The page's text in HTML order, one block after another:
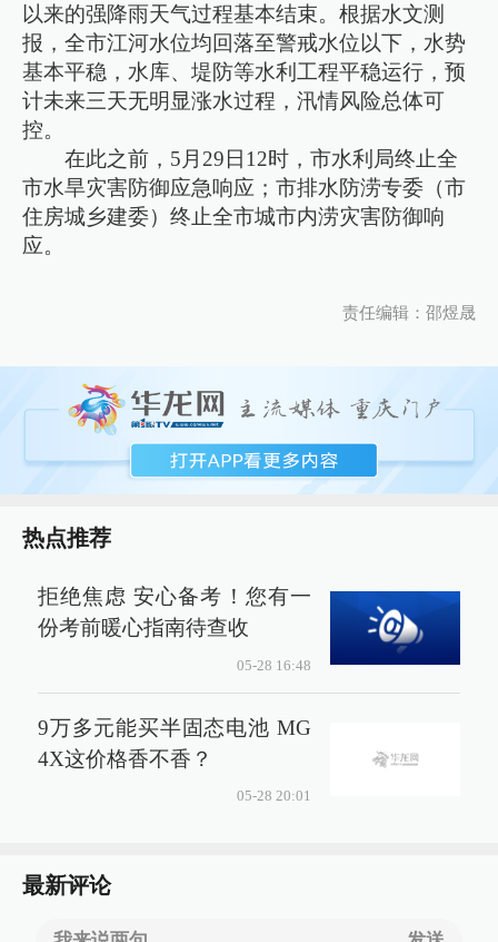
以来的强降雨天气过程基本结束。根据水文测
报，全市江河水位均回落至警戒水位以下，水势
基本平稳，水库、堤防等水利工程平稳运行，预
计未来三天无明显涨水过程，汛情风险总体可
控。
在此之前，5月29日12时，市水利局终止全
市水旱灾害防御应急响应；市排水防涝专委（市
住房城乡建委）终止全市城市内涝灾害防御响
应。
责任编辑：邵煜晟
热点推荐
拒绝焦虑 安心备考！您有一
份考前暖心指南待查收
05-28 16:48
9万多元能买半固态电池 MG
4X这价格香不香？
05-28 20:01
最新评论